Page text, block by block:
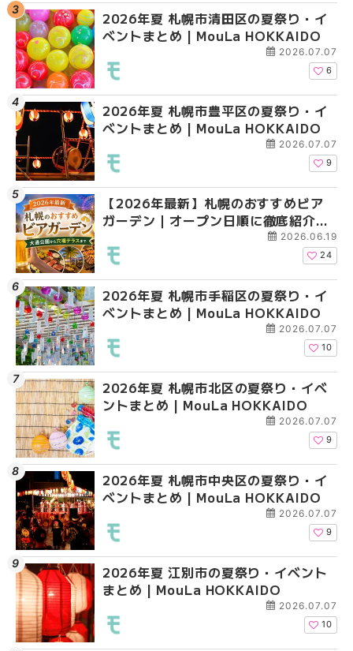
2026年夏 札幌市清田区の夏祭り・イ
ベントまとめ | MouLa HOKKAIDO
2026.07.07
6
2026年夏 札幌市豊平区の夏祭り・イ
ベントまとめ | MouLa HOKKAIDO
2026.07.07
9
【2026年最新】札幌のおすすめビア
ガーデン｜オープン日順に徹底紹介！
大通公園から穴場テラスまで | MouLa
HOKKAIDO
2026.06.19
24
2026年夏 札幌市手稲区の夏祭り・イ
ベントまとめ | MouLa HOKKAIDO
2026.07.07
10
2026年夏 札幌市北区の夏祭り・イベ
ントまとめ | MouLa HOKKAIDO
2026.07.07
9
2026年夏 札幌市中央区の夏祭り・イ
ベントまとめ | MouLa HOKKAIDO
2026.07.07
9
2026年夏 江別市の夏祭り・イベント
まとめ | MouLa HOKKAIDO
2026.07.07
10
2026年夏 札幌市白石
ベントまとめ |
2026年夏 札幌市手稲
ベントまとめ |
2026年夏 札幌市北区
ントまとめ | MouLa
2026年夏 札幌市清田
ベントまとめ |
2026年夏 札幌市豊平
ベントまとめ |
2026年夏 札幌市南区
ントまとめ | MouLa
2026年夏 札幌市中央
ベントまとめ |
2026年夏 札幌市白石
ベントまとめ |
2026年夏 札幌市西区
ントまとめ | MouLa
2026年夏 札幌市手稲
ベントまとめ |
2026年夏 札幌市清田
ベントまとめ |
札幌の麻辣湯（マーラ
め専門店6選！本場の
新店まで徹底比較 |
2026年夏 札幌市豊平
ベントまとめ |
【新千歳空港】新カー
業。「SUPER
ーパーラウンジアネッ
介！！ | MouLa